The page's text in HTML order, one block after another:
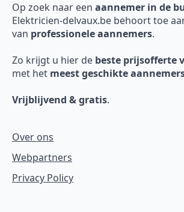
Op zoek naar een aannemer in de
Elektricien-delvaux.be behoort toe
van professionele aannemers.
Zo krijgt u hier de beste prijsofferte
met het meest geschikte
Vrijblijvend & gratis.
Over ons
Webpartners
Privacy Policy